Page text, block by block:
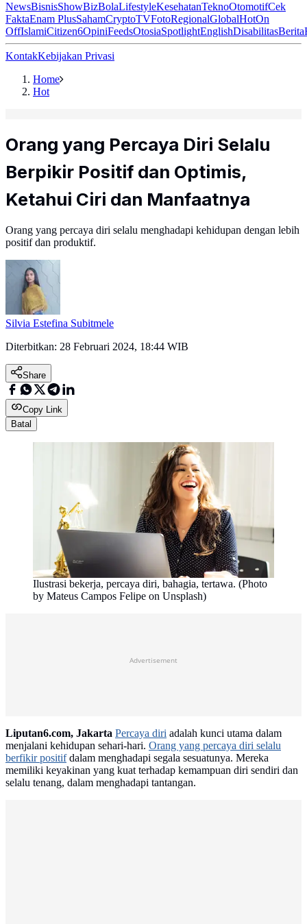
NewsBisnisShowBizBolaLifestyleKesehatanTeknoOtomotifCek
FaktaEnam PlusSahamCryptoTVFotoRegionalGlobalHotOn
OffIslamiCitizen6OpiniFeedsOtosiaSpotlightEnglishDisabilitasBerita
KontakKebijakan Privasi
Home
Hot
Orang yang Percaya Diri Selalu
Berpikir Positif dan Optimis,
Ketahui Ciri dan Manfaatnya
Orang yang percaya diri selalu menghadapi kehidupan dengan lebih
positif dan produktif.
Silvia Estefina Subitmele
Diterbitkan: 28 Februari 2024, 18:44 WIB
Share
Copy Link
Batal
Ilustrasi bekerja, percaya diri, bahagia, tertawa. (Photo
by Mateus Campos Felipe on Unsplash)
Advertisement
Liputan6.com, Jakarta Percaya diri adalah kunci utama dalam
menjalani kehidupan sehari-hari. Orang yang percaya diri selalu
berfikir positifdalam menghadapi segala sesuatunya. Mereka
memiliki keyakinan yang kuat terhadap kemampuan diri sendiri dan
selalu tenang, dalam menghadapi tantangan.